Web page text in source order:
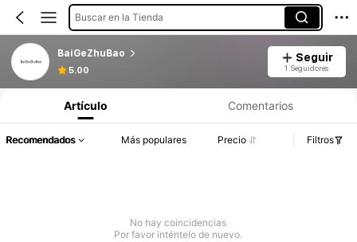
Buscar en la Tienda
BaiGeZhuBao
5.00
Seguir
1 Seguidores
Artículo Comentarios
Recomendados Más populares Precio Filtros
No hay coincidencias
Por favor inténtelo de nuevo.